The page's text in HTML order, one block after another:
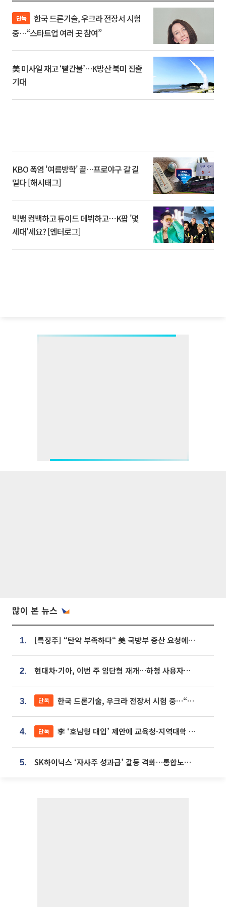
단독
중…“스타트업 여러 곳 참여”
美 미사일 재고 ‘빨간불’…K방산 북미 진출
기대
KBO 폭염 '여름방학' 끝…프로야구 갈 길
멀다 [해시태그]
빅뱅 컴백하고 튜이드 데뷔하고⋯K팝 '몇
세대'세요? [엔터로그]
많이 본 뉴스
1. [특징주] “탄약 부족하다“ 美 국방부 증산 요청에⋯국내 방산주 급등세
2. 현대차·기아, 이번 주 임단협 재개…하청 사용자성 재심도 ‘변수’
3. 단독 한국 드론기술, 우크라 전장서 시험 중…“스타트업 여러 곳 참여”
4. 단독 李 ‘호남형 대입’ 제안에 교육청·지역대학 서·논술형 입시 연계 '착수'
5. SK하이닉스 ‘자사주 성과급’ 갈등 격화…통합노조 출범 움직임